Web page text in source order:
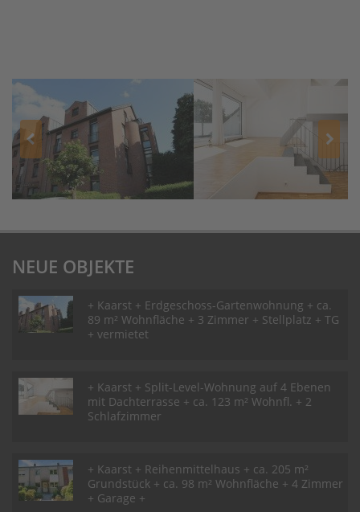
NEUE OBJEKTE
+ Kaarst + Erdgeschoss-Gartenwohnung + ca.
89 m² Wohnfläche + 3 Zimmer + Stellplatz + TG
+ vermietet
+ Kaarst + Split-Level-Wohnung auf 4 Ebenen
mit Dachterrasse + ca. 123 m² Wohnfl. + 2
Schlafzimmer
+ Kaarst + Reihenmittelhaus + ca. 205 m²
Grundstück + ca. 98 m² Wohnfläche + 4 Zimmer
+ Garage +